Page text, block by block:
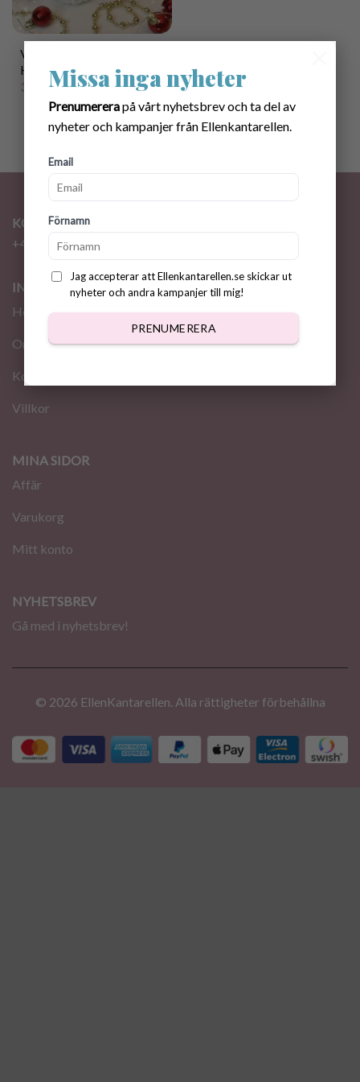
Missa inga nyheter
Prenumererapå vårt nyhetsbrev och ta del av
nyheter och kampanjer från Ellenkantarellen.
Email
Förnamn
Jag accepterar att Ellenkantarellen.se skickar ut
nyheter och andra kampanjer till mig!
PRENUMERERA
Virkmönster
Hyacintstrumpa
30.00kr
KONTAKT
+46 72 310 46 48
INFORMATION
Hem
Om oss
Kontakt
Villkor
MINA SIDOR
Affär
Varukorg
Mitt konto
NYHETSBREV
Gå med i nyhetsbrev!
© 2026 EllenKantarellen. Alla rättigheter förbehållna